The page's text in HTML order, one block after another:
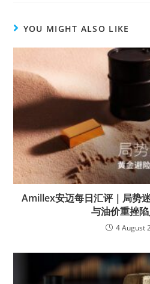
YOU MIGHT ALSO LIKE
Amillex安迈每日汇评｜局势
与油价重挫
4 August